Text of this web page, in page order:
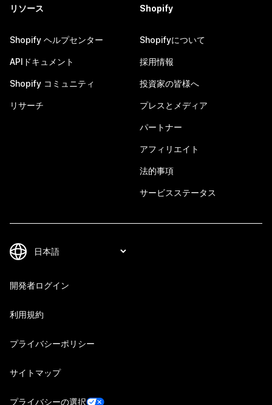
リソース
Shopify ヘルプセンター
APIドキュメント
Shopify コミュニティ
リサーチ
Shopify
Shopifyについて
採用情報
投資家の皆様へ
プレスとメディア
パートナー
アフィリエイト
法的事項
サービスステータス
開発者ログイン
利用規約
プライバシーポリシー
サイトマップ
プライバシーの選択